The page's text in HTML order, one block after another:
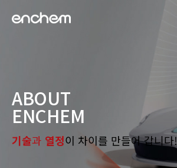
ABOUT
ENCHEM
기술과 열정이 차이를 만들어 갑니다!